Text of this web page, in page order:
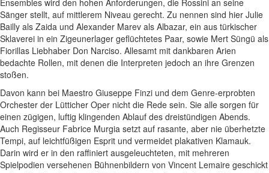
Ensembles wird den hohen Anforderungen, die Rossini an seine
Sänger stellt, auf mittlerem Niveau gerecht. Zu nennen sind hier Julie
Bailly als Zaida und Alexander Marev als Albazar, ein aus türkischer
Sklaverei in ein Zigeunerlager geflüchtetes Paar, sowie Mert Süngü als
Fiorillas Liebhaber Don Narciso. Allesamt mit dankbaren Arien
bedachte Rollen, mit denen die Interpreten jedoch an ihre Grenzen
stoßen.
Davon kann bei Maestro Giuseppe Finzi und dem Genre-erprobten
Orchester der Lütticher Oper nicht die Rede sein. Sie alle sorgen für
einen zügigen, luftig klingenden Ablauf des dreistündigen Abends.
Auch Regisseur Fabrice Murgia setzt auf rasante, aber nie überhetzte
Tempi, auf leichtfüßigen Esprit und vermeidet plakativen Klamauk.
Darin wird er in den raffiniert ausgeleuchteten, mit mehreren
Spielpodien versehenen Bühnenbildern von Vincent Lemaire geschickt